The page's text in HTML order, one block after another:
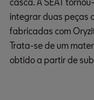
casca. A SEAT
integrar duas peças
fabricadas com
Trata-se de um
obtido a partir de